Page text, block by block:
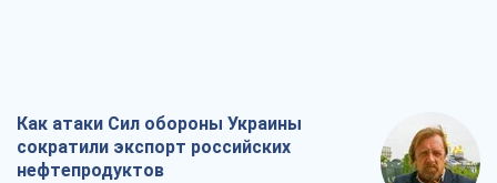
Как атаки Сил обороны Украины
сократили экспорт российских
нефтепродуктов